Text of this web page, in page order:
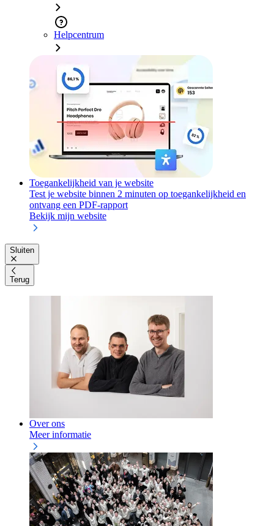
Helpcentrum
Toegankelijkheid van je website
Test je website binnen 2 minuten op toegankelijkheid en
ontvang een PDF-rapport
Bekijk mijn website
Sluiten
Terug
Over ons
Meer informatie